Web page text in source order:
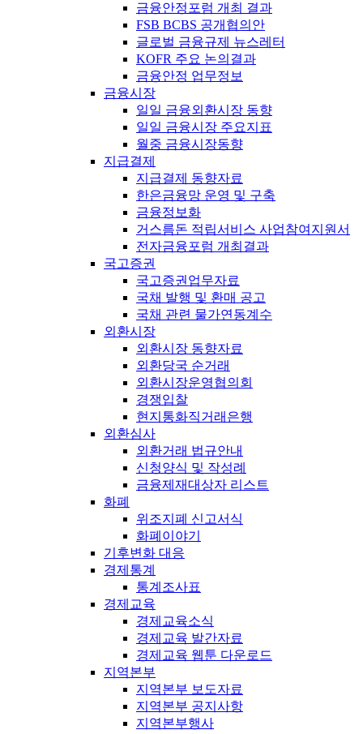
금융안정포럼 개최 결과
FSB BCBS 공개협의안
글로벌 금융규제 뉴스레터
KOFR 주요 논의결과
금융안정 업무정보
금융시장
일일 금융외환시장 동향
일일 금융시장 주요지표
월중 금융시장동향
지급결제
지급결제 동향자료
한은금융망 운영 및 구축
금융정보화
거스름돈 적립서비스 사업참여지원서
전자금융포럼 개최결과
국고증권
국고증권업무자료
국채 발행 및 환매 공고
국채 관련 물가연동계수
외환시장
외환시장 동향자료
외환당국 순거래
외환시장운영협의회
경쟁입찰
현지통화직거래은행
외환심사
외환거래 법규안내
신청양식 및 작성례
금융제재대상자 리스트
화폐
위조지폐 신고서식
화폐이야기
기후변화 대응
경제통계
통계조사표
경제교육
경제교육소식
경제교육 발간자료
경제교육 웹툰 다운로드
지역본부
지역본부 보도자료
지역본부 공지사항
지역본부행사